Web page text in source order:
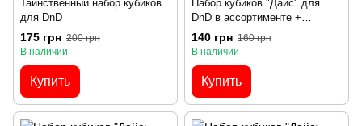
Таинственный набор кубиков
для DnD
175 грн 200 грн
В наличии
Купить
Набор кубиков "Дайс" для
DnD в ассортименте +
велюровый мешочек
140 грн 160 грн
В наличии
Купить